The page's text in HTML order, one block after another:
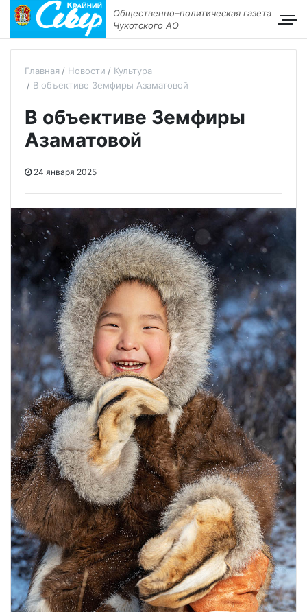
Общественно–политическая газета
Чукотского АО
Главная Новости
Культура
В объективе Земфиры Азаматовой
В объективе Земфиры
Азаматовой
24 января 2025